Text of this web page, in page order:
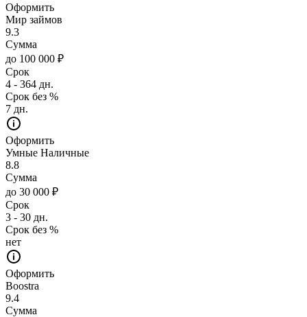
Оформить
Мир займов
9.3
Сумма
до 100 000 ₽
Срок
4 - 364 дн.
Срок без %
7 дн.
Оформить
Умные Наличные
8.8
Сумма
до 30 000 ₽
Срок
3 - 30 дн.
Срок без %
нет
Оформить
Boostra
9.4
Сумма